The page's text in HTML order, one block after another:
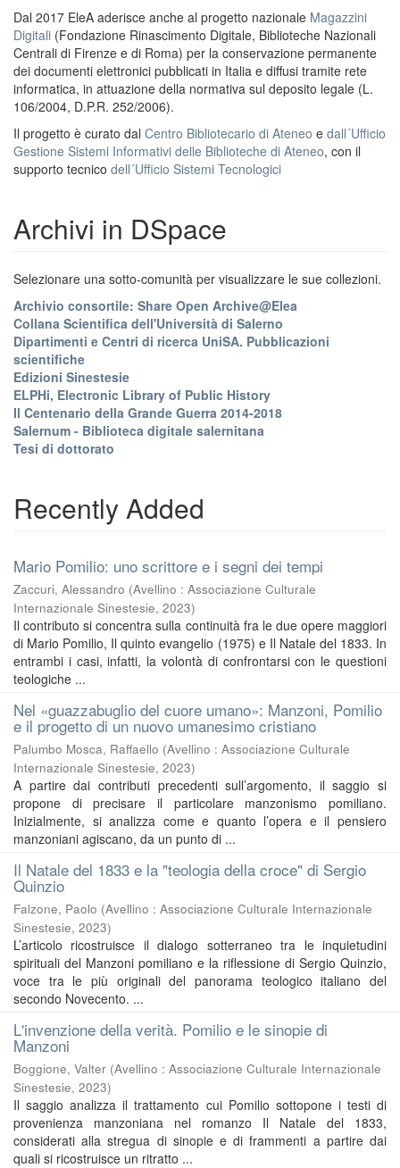
Dal 2017 EleA aderisce anche al progetto nazionale Magazzini
Digitali (Fondazione Rinascimento Digitale, Biblioteche Nazionali
Centrali di Firenze e di Roma) per la conservazione permanente
dei documenti elettronici pubblicati in Italia e diffusi tramite rete
informatica, in attuazione della normativa sul deposito legale (L.
106/2004, D.P.R. 252/2006).
Il progetto è curato dal Centro Bibliotecario di Ateneo e dall´Ufficio
Gestione Sistemi Informativi delle Biblioteche di Ateneo, con il
supporto tecnico dell´Ufficio Sistemi Tecnologici
Archivi in DSpace
Selezionare una sotto-comunità per visualizzare le sue collezioni.
Archivio consortile: Share Open Archive@Elea
Collana Scientifica dell'Università di Salerno
Dipartimenti e Centri di ricerca UniSA. Pubblicazioni
scientifiche
Edizioni Sinestesie
ELPHi, Electronic Library of Public History
Il Centenario della Grande Guerra 2014-2018
Salernum - Biblioteca digitale salernitana
Tesi di dottorato
Recently Added
Mario Pomilio: uno scrittore e i segni dei tempi
Zaccuri, Alessandro (Avellino : Associazione Culturale
Internazionale Sinestesie, 2023)
Il contributo si concentra sulla continuità fra le due opere maggiori
di Mario Pomilio, Il quinto evangelio (1975) e Il Natale del 1833. In
entrambi i casi, infatti, la volontà di confrontarsi con le questioni
teologiche ...
Nel «guazzabuglio del cuore umano»: Manzoni, Pomilio
e il progetto di un nuovo umanesimo cristiano
Palumbo Mosca, Raffaello (Avellino : Associazione Culturale
Internazionale Sinestesie, 2023)
A partire dai contributi precedenti sull’argomento, il saggio si
propone di precisare il particolare manzonismo pomiliano.
Inizialmente, si analizza come e quanto l’opera e il pensiero
manzoniani agiscano, da un punto di ...
Il Natale del 1833 e la "teologia della croce" di Sergio
Quinzio
Falzone, Paolo (Avellino : Associazione Culturale Internazionale
Sinestesie, 2023)
L’articolo ricostruisce il dialogo sotterraneo tra le inquietudini
spirituali del Manzoni pomiliano e la riflessione di Sergio Quinzio,
voce tra le più originali del panorama teologico italiano del
secondo Novecento. ...
L'invenzione della verità. Pomilio e le sinopie di
Manzoni
Boggione, Valter (Avellino : Associazione Culturale Internazionale
Sinestesie, 2023)
Il saggio analizza il trattamento cui Pomilio sottopone i testi di
provenienza manzoniana nel romanzo Il Natale del 1833,
considerati alla stregua di sinopie e di frammenti a partire dai
quali si ricostruisce un ritratto ...